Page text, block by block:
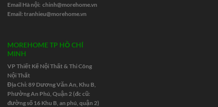
Email Hà nội: chinh@morehome.vn
Email:tranhieu@morehome.vn
MOREHOME TP HỒ CHÍ
MINH
VP Thiết Kế Nội Thất & Thi Công
Nội Thất
Địa Chỉ: 89 Dương Văn An, Khu B,
Phường An Phú, Quận 2 (đc cũ:
đường số 16 Khu B, an phú, quận 2)